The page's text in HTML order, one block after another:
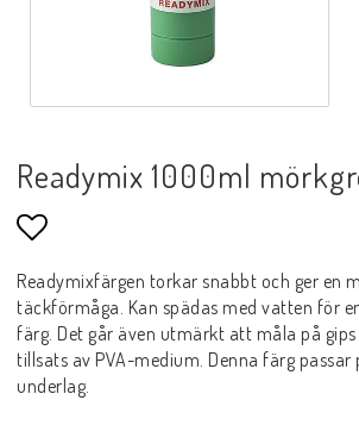
Readymix 1000ml
Lägg till i favoritlistan
Readymixfärgen torkar snabbt och ger en
täckförmåga. Kan spädas med vatten för
färg. Det går även utmärkt att måla på
tillsats av PVA-medium. Denna färg passar
underlag.